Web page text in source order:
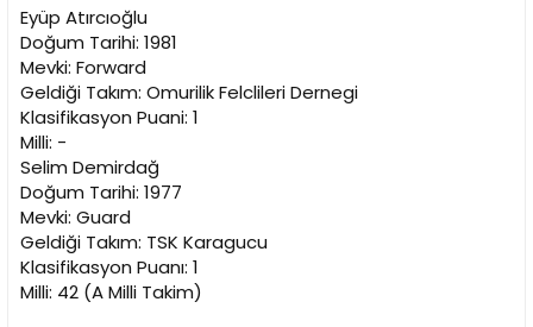
Eyüp Atırcıoğlu
Doğum Tarihi: 1981
Mevki: Forward
Geldiği Takım: Omurilik Felclileri Dernegi
Klasifikasyon Puani: 1
Milli: -
Selim Demirdağ
Doğum Tarihi: 1977
Mevki: Guard
Geldiği Takım: TSK Karagucu
Klasifikasyon Puanı: 1
Milli: 42 (A Milli Takim)